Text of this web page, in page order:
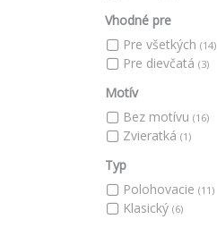
Vhodné pre
Pre všetkých (14)
Pre dievčatá (3)
Motív
Bez motívu (16)
Zvieratká (1)
Typ
Polohovacie (11)
Klasický (6)